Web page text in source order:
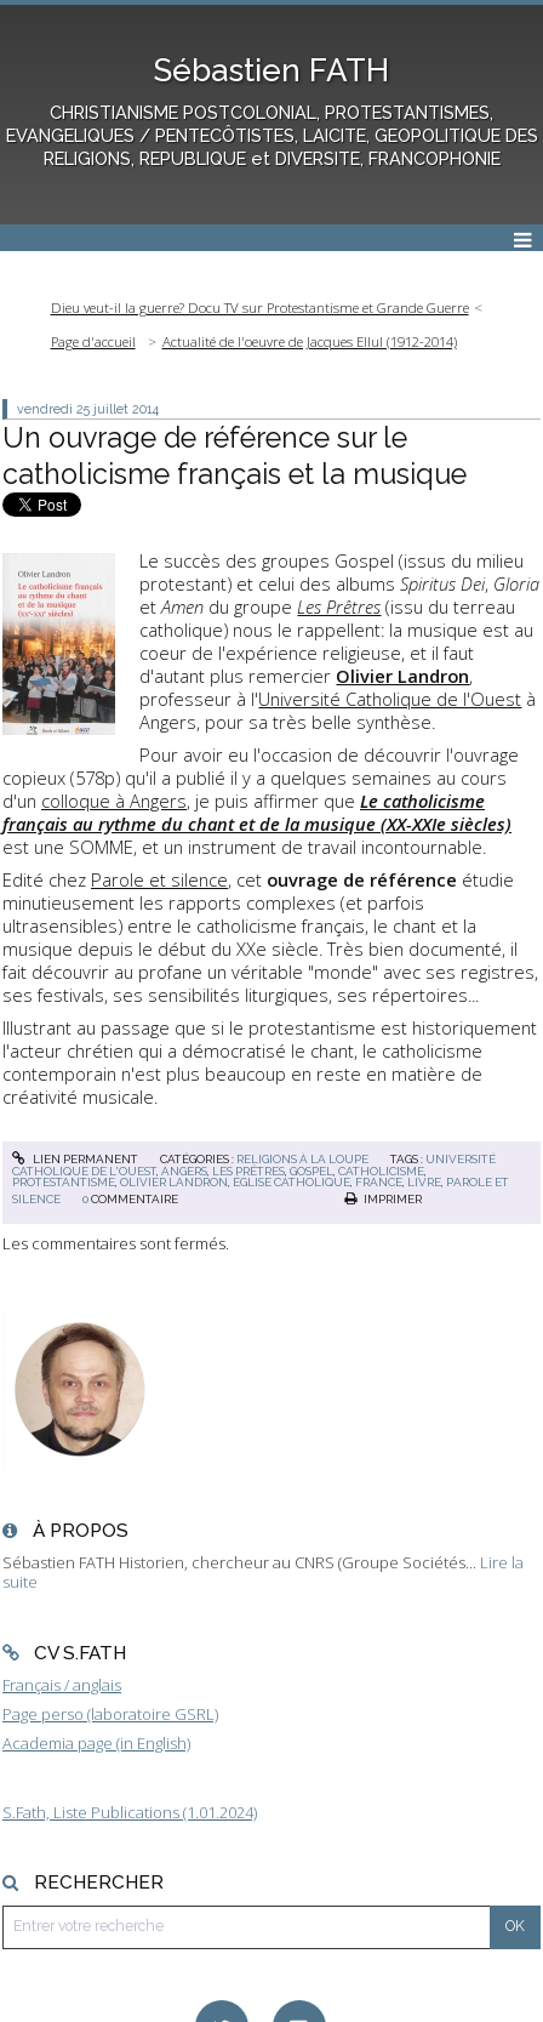
Sébastien FATH
CHRISTIANISME POSTCOLONIAL, PROTESTANTISMES,
EVANGELIQUES / PENTECÔTISTES, LAICITE, GEOPOLITIQUE DES
RELIGIONS, REPUBLIQUE et DIVERSITE, FRANCOPHONIE
À PROPOS
Sébastien FATH Historien, chercheur au CNRS (Groupe Sociétés... Lire la
suite
CV S.FATH
Français / anglais
Page perso (laboratoire GSRL)
Academia page (in English)
S.Fath, Liste Publications (1.01.2024)
RECHERCHER
Dieu veut-il la guerre? Docu TV sur Protestantisme et Grande Guerre
Page d'accueil
Actualité de l'oeuvre de Jacques Ellul (1912-2014)
vendredi 25 juillet 2014
Un ouvrage de référence sur le
catholicisme français et la musique
Le succès des groupes Gospel (issus du milieu
protestant) et celui des albumsSpiritus Dei, Gloria
etAmen du groupe Les Prêtres (issu du terreau
catholique) nous le rappellent: la musique est au
coeur de l'expérience religieuse, et il faut
d'autant plus remercier Olivier Landron,
professeur à l'Université Catholique de l'Ouest à
Angers, pour sa très belle synthèse.
Pour avoir eu l'occasion de découvrir l'ouvrage
copieux (578p) qu'il a publié il y a quelques semaines au cours
d'un colloque à Angers, je puis affirmer que Le catholicisme
français au rythme du chant et de la musique (XX-XXIe siècles)
est une SOMME, et un instrument de travail incontournable.
Edité chez Parole et silence, cet ouvrage de référence étudie
minutieusement les rapports complexes (et parfois
ultrasensibles) entre le catholicisme français, le chant et la
musique depuis le début du XXe siècle. Très bien documenté, il
fait découvrir au profane un véritable "monde" avec ses registres,
ses festivals, ses sensibilités liturgiques, ses répertoires...
Illustrant au passage que si le protestantisme est historiquement
l'acteur chrétien qui a démocratisé le chant, le catholicisme
contemporain n'est plus beaucoup en reste en matière de
créativité musicale.
LIEN PERMANENT CATÉGORIES : RELIGIONS À LA LOUPE TAGS : UNIVERSITÉ
CATHOLIQUE DE L'OUEST,ANGERS LES PRÊTRES ,GOSPEL ,CATHOLICISME
PROTESTANTISME ,OLIVIER LANDRON ÉGLISE CATHOLIQUE FRANCE LIVRE PAROLE ET
SILENCE
0 COMMENTAIRE IMPRIMER
Les commentaires sont fermés.